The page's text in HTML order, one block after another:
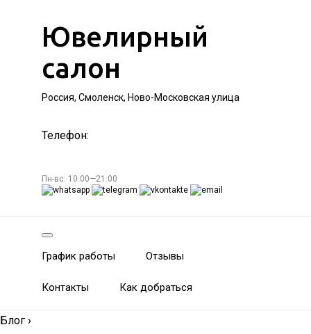
Ювелирный
салон
Россия, Смоленск, Ново-Московская улица
Телефон:
Пн-вс: 10:00—21:00
График работы Отзывы
Контакты Как добраться
Блог ›